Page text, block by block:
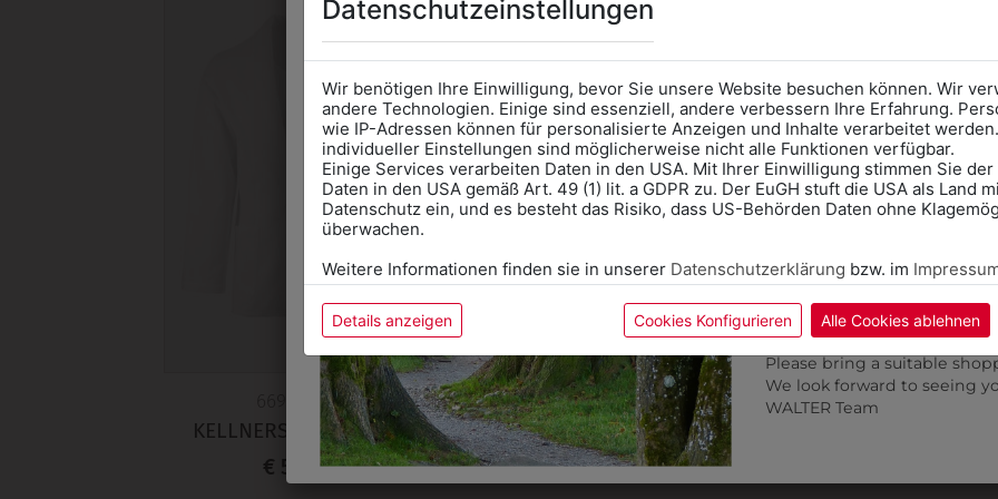
669105101
KELLNERSAKKO WEISS
€ 52,90
311392120016C
JERSEYSAKKO CASUAL RF
€ 246,90
311392125021C
Datenschutzeinstellungen
Wir benötigen Ihre Einwilligung, bevor Sie unsere Website besuchen können. Wir
andere Technologien. Einige sind essenziell, andere verbessern Ihre Erfahrung.
wie IP-Adressen können für personalisierte Anzeigen und Inhalte verarbeitet
individueller Einstellungen sind möglicherweise nicht alle Funktionen verfügbar.
Einige Services verarbeiten Daten in den USA. Mit Ihrer Einwilligung stimmen Sie
Daten in den USA gemäß Art. 49 (1) lit. a GDPR zu. Der EuGH stuft die USA als Land
Datenschutz ein, und es besteht das Risiko, dass US-Behörden Daten ohne
überwachen.
Weitere Informationen finden sie in unserer Datenschutzerklärung bzw. im
Details anzeigen Cookies Konfigurieren Alle Cookies ablehnen
AnprobeVorort im
das Kalendersymbol.
Ohne Termin kann es zu
Bitte nehmen Sie eine
für Ihren Einkauf mit.
Wir freuen uns - Das
correct school.
calendar icon.
Without an appointment,
Please bring a suitable
We look forward to seeing
WALTER Team